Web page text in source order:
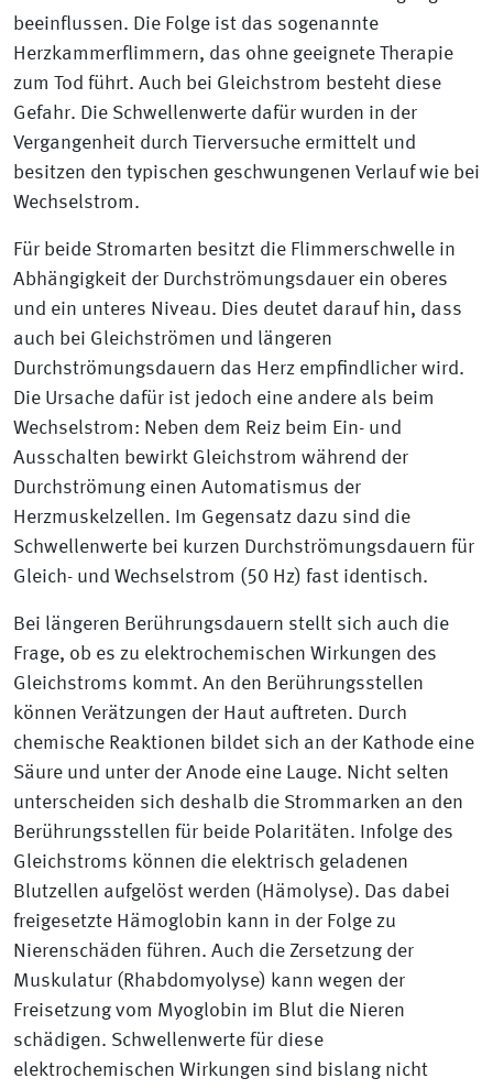
beeinflussen. Die Folge ist das sogenannte
Herzkammerflimmern, das ohne geeignete Therapie
zum Tod führt. Auch bei Gleichstrom besteht diese
Gefahr. Die Schwellenwerte dafür wurden in der
Vergangenheit durch Tierversuche ermittelt und
besitzen den typischen geschwungenen Verlauf wie bei
Wechselstrom.
Für beide Stromarten besitzt die Flimmerschwelle in
Abhängigkeit der Durchströmungsdauer ein oberes
und ein unteres Niveau. Dies deutet darauf hin, dass
auch bei Gleichströmen und längeren
Durchströmungsdauern das Herz empfindlicher wird.
Die Ursache dafür ist jedoch eine andere als beim
Wechselstrom: Neben dem Reiz beim Ein- und
Ausschalten bewirkt Gleichstrom während der
Durchströmung einen Automatismus der
Herzmuskelzellen. Im Gegensatz dazu sind die
Schwellenwerte bei kurzen Durchströmungsdauern für
Gleich- und Wechselstrom (50 Hz) fast identisch.
Bei längeren Berührungsdauern stellt sich auch die
Frage, ob es zu elektrochemischen Wirkungen des
Gleichstroms kommt. An den Berührungsstellen
können Verätzungen der Haut auftreten. Durch
chemische Reaktionen bildet sich an der Kathode eine
Säure und unter der Anode eine Lauge. Nicht selten
unterscheiden sich deshalb die Strommarken an den
Berührungsstellen für beide Polaritäten. Infolge des
Gleichstroms können die elektrisch geladenen
Blutzellen aufgelöst werden (Hämolyse). Das dabei
freigesetzte Hämoglobin kann in der Folge zu
Nierenschäden führen. Auch die Zersetzung der
Muskulatur (Rhabdomyolyse) kann wegen der
Freisetzung vom Myoglobin im Blut die Nieren
schädigen. Schwellenwerte für diese
elektrochemischen Wirkungen sind bislang nicht